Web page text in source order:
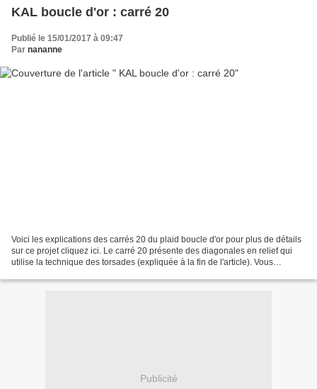
KAL boucle d'or : carré 20
Publié le 15/01/2017 à 09:47
Par nananne
Voici les explications des carrés 20 du plaid boucle d'or pour plus de détails
sur ce projet cliquez ici. Le carré 20 présente des diagonales en relief qui
utilise la technique des torsades (expliquée à la fin de l'article). Vous
Publicité